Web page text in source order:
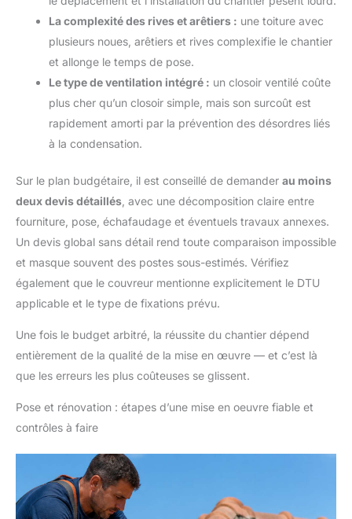
La complexité des rives et arêtiers : une toiture avec
plusieurs noues, arêtiers et rives complexifie le chantier
et allonge le temps de pose.
Le type de ventilation intégré : un closoir ventilé coûte
plus cher qu’un closoir simple, mais son surcoût est
rapidement amorti par la prévention des désordres liés
à la condensation.
Sur le plan budgétaire, il est conseillé de demander au moins
deux devis détaillés, avec une décomposition claire entre
fourniture, pose, échafaudage et éventuels travaux annexes.
Un devis global sans détail rend toute comparaison impossible
et masque souvent des postes sous-estimés. Vérifiez
également que le couvreur mentionne explicitement le DTU
applicable et le type de fixations prévu.
Une fois le budget arbitré, la réussite du chantier dépend
entièrement de la qualité de la mise en œuvre — et c’est là
que les erreurs les plus coûteuses se glissent.
Pose et rénovation : étapes d’une mise en oeuvre fiable et
contrôles à faire